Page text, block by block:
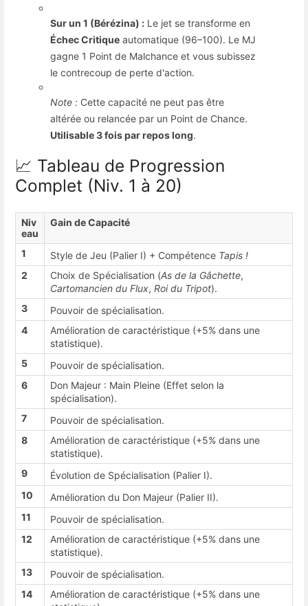
Sur un 1 (Bérézina) : Le jet se transforme en
Échec Critique automatique (96–100). Le MJ
gagne 1 Point de Malchanceet vous subissez
le contrecoup de perte d'action.
Note : Cette capacité ne peut pas être
altérée ou relancée par un Point de Chance.
Utilisable 3 fois par repos long.
📈 Tableau de Progression
Complet (Niv. 1 à 20)
Niv
eau
Gain de Capacité
1 Style de Jeu (Palier I) + Compétence Tapis !
2
Choix de Spécialisation (As de la Gâchette,
Cartomancien du Flux, Roi du Tripot).
3
Pouvoir de spécialisation.
4
Amélioration de caractéristique (+5% dans une
statistique).
5
Pouvoir de spécialisation.
6
Don Majeur : Main Pleine (Effet selon la
spécialisation).
7
Pouvoir de spécialisation.
8
Amélioration de caractéristique (+5% dans une
statistique).
9
Évolution de Spécialisation (Palier I).
10
Amélioration du Don Majeur (Palier II).
11
Pouvoir de spécialisation.
12
Amélioration de caractéristique (+5% dans une
statistique).
13
Pouvoir de spécialisation.
14
Amélioration de caractéristique (+5% dans une